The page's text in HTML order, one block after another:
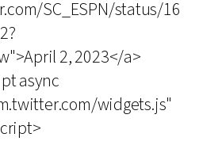
SC_ESPN/status/16
2, 2023</a>
async
widgets.js"